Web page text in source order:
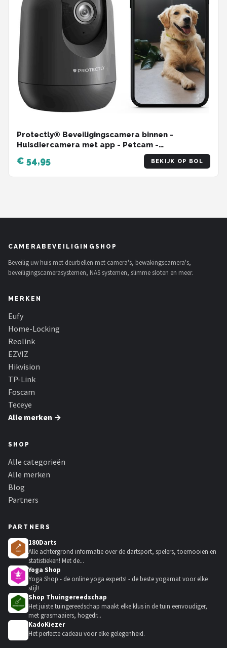
Protectly® Beveiligingscamera binnen -
Huisdiercamera met app - Petcam -
Hondencamera - Met WiFi APP - 2K 3MP Ultra HD
- Volgt beweging en geluidsdetectie - Indoor
Camera - Zwart
€ 54,95 BEKIJK OP BOL
CAMERABEVEILIGINGSHOP
Beveilig uw huis met deurbellen met camera's, bewakingscamera's,
beveiligingscamerasystemen, NAS systemen, slimme sloten en meer.
MERKEN
Eufy
Home-Locking
Reolink
EZVIZ
Hikvision
TP-Link
Foscam
Teceye
Alle merken →
SHOP
Alle categorieën
Alle merken
Blog
Partners
PARTNERS
180Darts
Alle achtergrond informatie over de dartsport, spelers, toernooien en
statistieken! Met de...
Yoga Shop
Yoga Shop - de online yoga experts! - de beste yogamat voor elke
stijl!
Shop Thuingereedschap
Het juiste tuingereedschap maakt elke klus in de tuin eenvoudiger,
met grasmaaiers, hogedr...
KadoKiezer
Het perfecte cadeau voor elke gelegenheid.